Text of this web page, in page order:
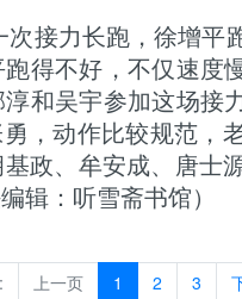
次接力长跑，徐增平
得不好，不仅速度
和吴宇参加这场接
，动作比较规范，
政、牟安成、唐士
辑：听雪斋书馆）
上一页 1 2 3